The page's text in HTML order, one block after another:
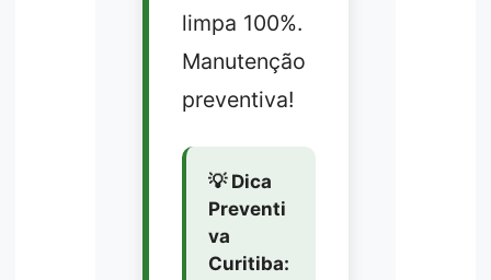
limpa 100%.
Manutenção
preventiva!
💡 Dica
Preventi
va
Curitiba: